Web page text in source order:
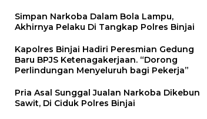
Simpan Narkoba Dalam Bola Lampu,
Akhirnya Pelaku Di Tangkap Polres Binjai
Kapolres Binjai Hadiri Peresmian Gedung
Baru BPJS Ketenagakerjaan. “Dorong
Perlindungan Menyeluruh bagi Pekerja”
Pria Asal Sunggal Jualan Narkoba Dikebun
Sawit, Di Ciduk Polres Binjai